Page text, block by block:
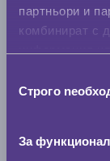
партньори и
комбинират с
наСтрого
За